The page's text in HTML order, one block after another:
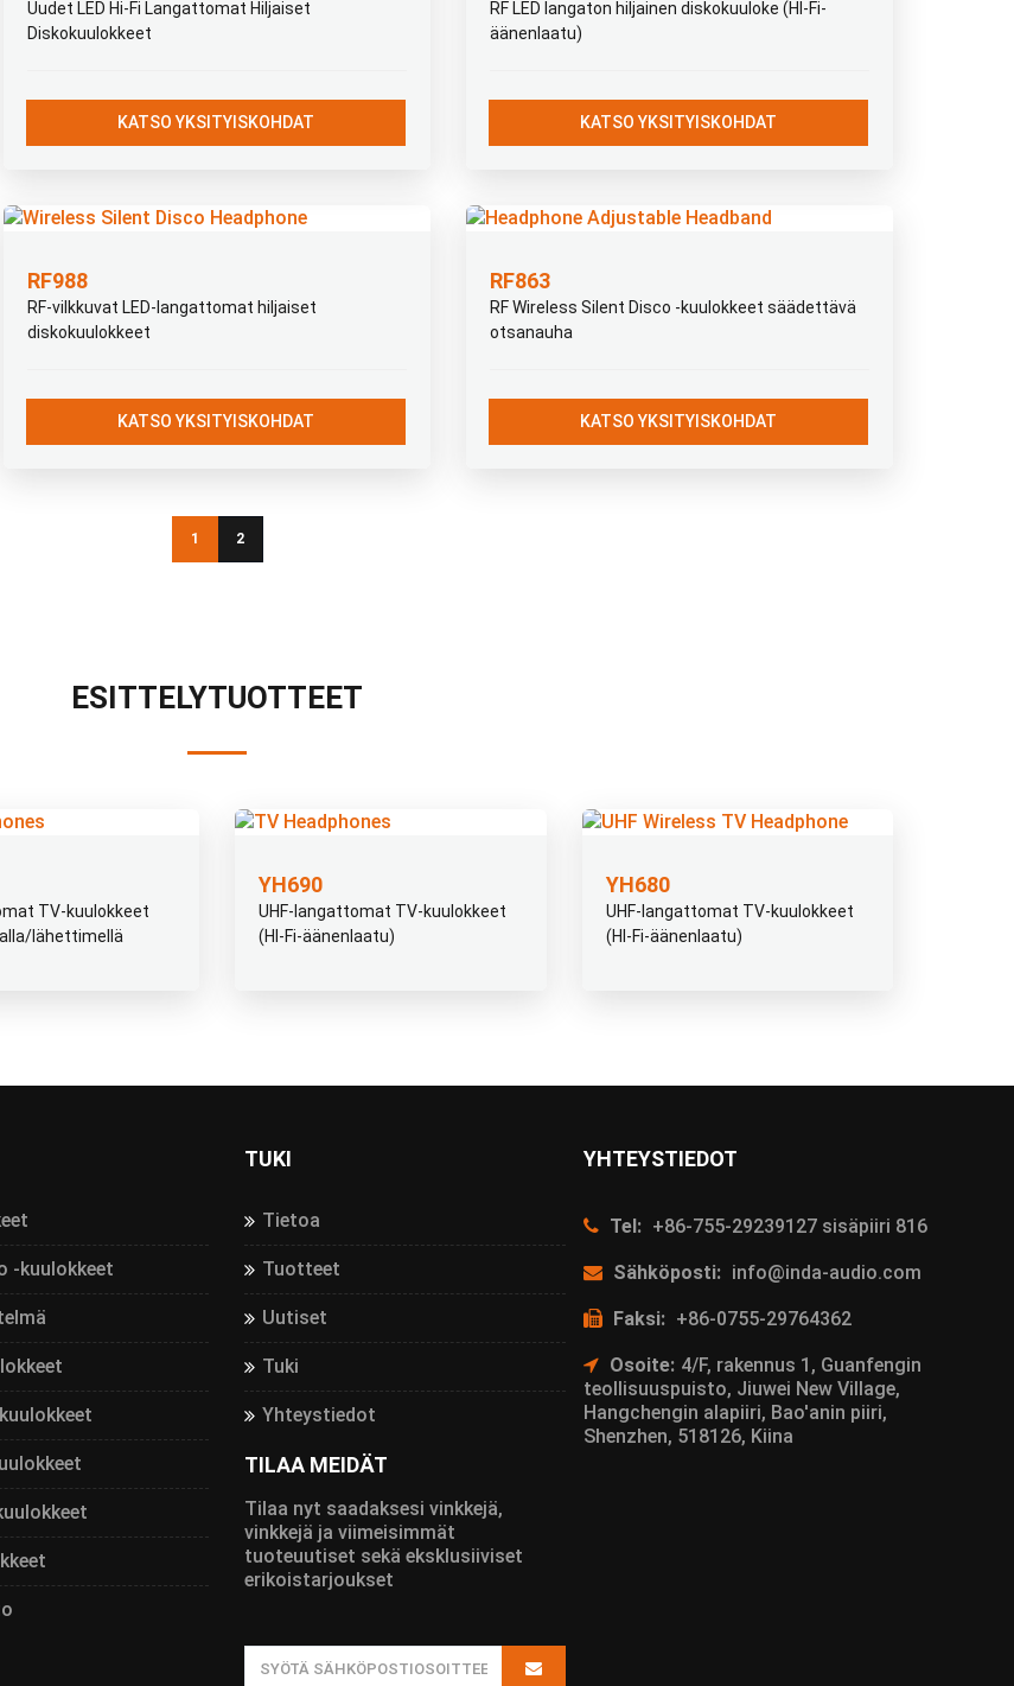
Uudet LED Hi-Fi Langattomat Hiljaiset
Diskokuulokkeet
KATSO YKSITYISKOHDAT
RF LED langaton hiljainen diskokuuloke (HI-Fi-
äänenlaatu)
KATSO YKSITYISKOHDAT
RF988
RF-vilkkuvat LED-langattomat hiljaiset
diskokuulokkeet
KATSO YKSITYISKOHDAT
RF863
RF Wireless Silent Disco -kuulokkeet säädettävä
otsanauha
KATSO YKSITYISKOHDAT
1 2
ESITTELYTUOTTEET
TV-kuulokkeet
lähettimellä
YH690
UHF-langattomat TV-kuulokkeet
(HI-Fi-äänenlaatu)
YH680
UHF-langattomat TV-kuulokkeet
(HI-Fi-äänenlaatu)
-kuulokkeet
TUKI
Tietoa
Tuotteet
Uutiset
Tuki
Yhteystiedot
TILAA MEIDÄT
Tilaa nyt saadaksesi vinkkejä,
vinkkejä ja viimeisimmät
tuoteuutiset sekä eksklusiiviset
erikoistarjoukset
YHTEYSTIEDOT
Tel: +86-755-29239127 sisäpiiri 816
Sähköposti: info@inda-audio.com
Faksi: +86-0755-29764362
Osoite: 4/F, rakennus 1, Guanfengin
teollisuuspuisto, Jiuwei New Village,
Hangchengin alapiiri, Bao'anin piiri,
Shenzhen, 518126, Kiina